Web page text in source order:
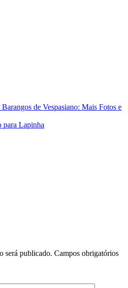
Barangos de Vespasiano: Mais Fotos e
para Lapinha
será publicado. Campos obrigatórios